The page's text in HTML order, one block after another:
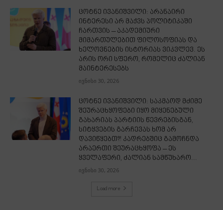
ცოტნე ივანიშვილი: არანაირი
ინტერესი არ მაქვს პოლიტიკაში
ჩართვის – აკადემიური
მიმართულებით ფილოსოფიას და
ხელოვნების ისტორიას ვიკვლევ. ეს
არის ორი სფერო, რომელიც ძალიან
მაინტერესებს
ივნისი 30, 2026
ცოტნე ივანიშვილი: საკმაოდ მძიმე
შეურაცხყოფები იყო მიყენებული
გახარიას პარტიის წევრებისგან,
სიტყვების გარჩევას ხომ არ
დავიწყებთ?! კადრებშიც გამოჩნდა
არაერთი შეურაცხყოფა – ეს
ყველაფერი, ძალიან სამწუხარო...
ივნისი 30, 2026
Load more